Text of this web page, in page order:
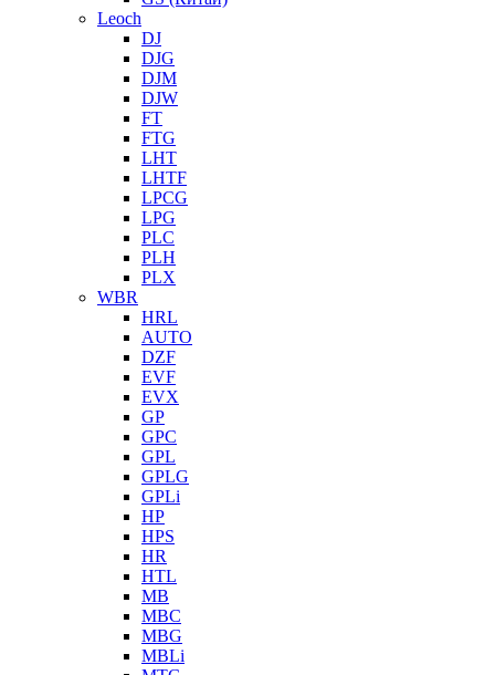
Leoch
DJ
DJG
DJM
DJW
FT
FTG
LHT
LHTF
LPCG
LPG
PLC
PLH
PLX
WBR
HRL
AUTO
DZF
EVF
EVX
GP
GPC
GPL
GPLG
GPLi
HP
HPS
HR
HTL
MB
MBC
MBG
MBLi